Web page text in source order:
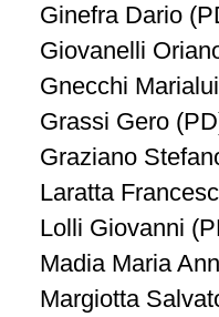
Ginefra Dario
Giovanelli
Gnecchi
Grassi Gero
Graziano
Laratta
Lolli Giovanni
Madia Maria
Margiotta